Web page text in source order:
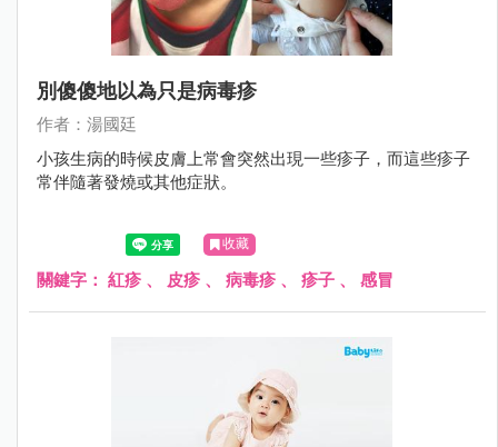
別傻傻地以為只是病毒疹
作者：湯國廷
小孩生病的時候皮膚上常會突然出現一些疹子，而這些疹子
常伴隨著發燒或其他症狀。
收藏
關鍵字： 紅疹 、 皮疹 、 病毒疹 、 疹子 、 感冒